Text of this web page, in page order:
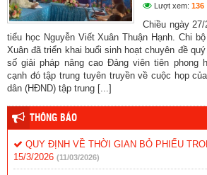
Lượt xem: 136
Chiều ngày
tiểu học Nguyễn Viết Xuân Thuận Hạnh. Chi
Xuân đã triển khai buổi sinh hoạt chuyên đề
số giải pháp nâng cao Đảng viên tiên phong
cạnh đó tập trung tuyên truyền về cuộc họp
dân (HĐND) tập trung [...]
THÔNG BÁO
QUY ĐỊNH VỀ THỜI GIAN BỎ PHIẾU
15/3/2026 (11/03/2026)